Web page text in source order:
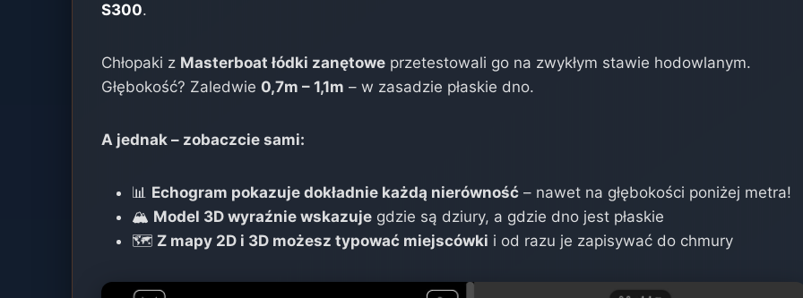
S300.
Chłopaki z Masterboat łódki zanętowe przetestowali go na zwykłym stawie hodowlanym.
Głębokość? Zaledwie 0,7m – 1,1m – w zasadzie płaskie dno.
A jednak – zobaczcie sami:
📊 Echogram pokazuje dokładnie każdą nierówność – nawet na głębokości poniżej metra!
🏔️ Model 3D wyraźnie wskazuje gdzie są dziury, a gdzie dno jest płaskie
🗺️ Z mapy 2D i 3D możesz typować miejscówki i od razu je zapisywać do chmury